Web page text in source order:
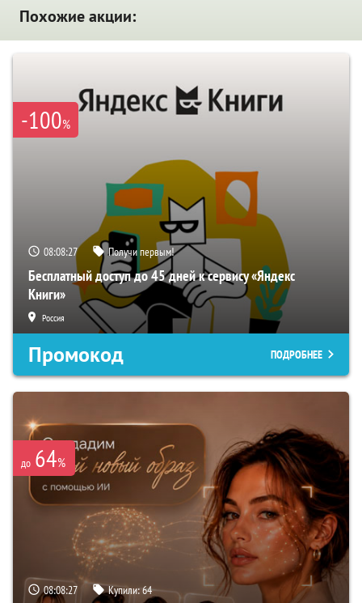
Похожие акции:
-100%
08:08:26 Получи первым!
Бесплатный доступ до 45 дней к сервису «Яндекс
Книги»
Россия
Промокод ПОДРОБНЕЕ
до 64%
08:08:26 Купили:64